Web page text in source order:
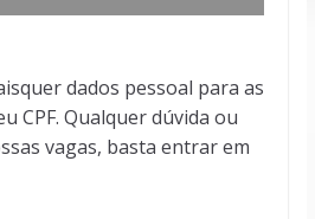
dados pessoal para as
CPF. Qualquer dúvida ou
vagas, basta entrar em